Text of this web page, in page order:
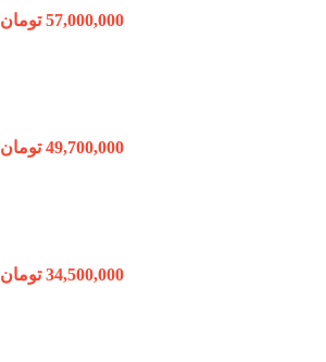
57,000,000 تومان
49,700,000 تومان
34,500,000 تومان